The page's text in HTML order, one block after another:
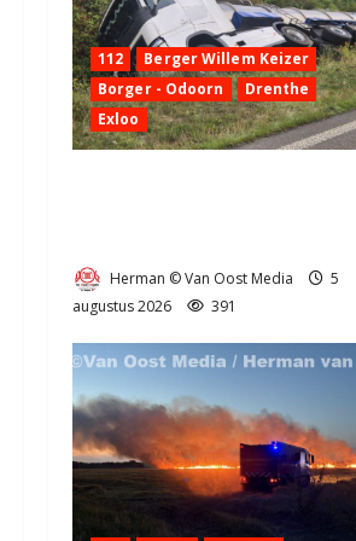
112
Berger Willem Keizer
Borger - Odoorn
Drenthe
Exloo
Herman © Van Oost Media
5
augustus 2026
391